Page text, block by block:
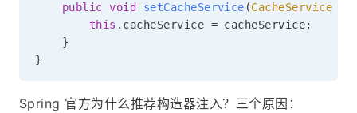
public void setCacheService (CacheService
this . cacheService = cacheService;
}
}
Spring 官方为什么推荐构造器注入？三个原因：